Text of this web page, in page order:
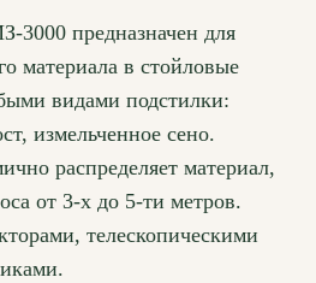
3000 предназначен для
материала в стойловые
видами подстилки:
измельченное сено.
распределяет материал,
от 3-х до 5-ти метров.
телескопическими